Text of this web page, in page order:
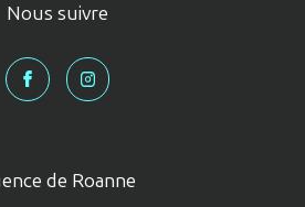
de Roanne
Nous suivre